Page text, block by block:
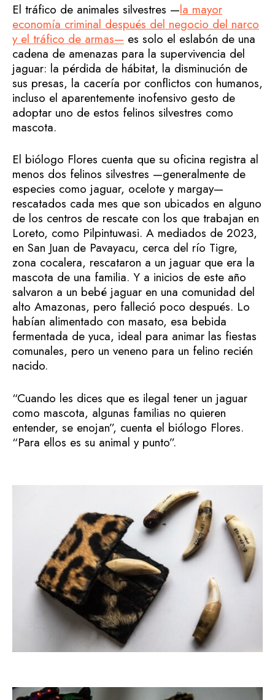
El tráfico de animales silvestres —la mayor
economía criminal después del negocio del narco
y el tráfico de armas— es solo el eslabón de una
cadena de amenazas para la supervivencia del
jaguar: la pérdida de hábitat, la disminución de
sus presas, la cacería por conflictos con humanos,
incluso el aparentemente inofensivo gesto de
adoptar uno de estos felinos silvestres como
mascota.
El biólogo Flores cuenta que su oficina registra al
menos dos felinos silvestres —generalmente de
especies como jaguar, ocelote y margay—
rescatados cada mes que son ubicados en alguno
de los centros de rescate con los que trabajan en
Loreto, como Pilpintuwasi. A mediados de 2023,
en San Juan de Pavayacu, cerca del río Tigre,
zona cocalera, rescataron a un jaguar que era la
mascota de una familia. Y a inicios de este año
salvaron a un bebé jaguar en una comunidad del
alto Amazonas, pero falleció poco después. Lo
habían alimentado con masato, esa bebida
fermentada de yuca, ideal para animar las fiestas
comunales, pero un veneno para un felino recién
nacido.
“Cuando les dices que es ilegal tener un jaguar
como mascota, algunas familias no quieren
entender, se enojan”, cuenta el biólogo Flores.
“Para ellos es su animal y punto”.